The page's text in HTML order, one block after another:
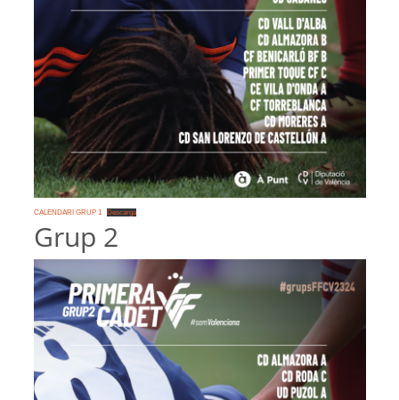
CALENDARI GRUP 1 Descarga
Grup 2